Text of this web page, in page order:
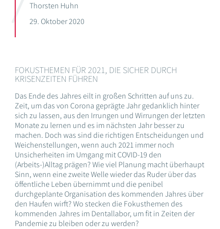
Thorsten Huhn
29. Oktober 2020
FOKUSTHEMEN FÜR 2021, DIE SICHER DURCH
KRISENZEITEN FÜHREN
Das Ende des Jahres eilt in großen Schritten auf uns zu.
Zeit, um das von Corona geprägte Jahr gedanklich hinter
sich zu lassen, aus den Irrungen und Wirrungen der letzten
Monate zu lernen und es im nächsten Jahr besser zu
machen. Doch was sind die richtigen Entscheidungen und
Weichenstellungen, wenn auch 2021 immer noch
Unsicherheiten im Umgang mit COVID-19 den
(Arbeits-)Alltag prägen? Wie viel Planung macht überhaupt
Sinn, wenn eine zweite Welle wieder das Ruder über das
öffentliche Leben übernimmt und die penibel
durchgeplante Organisation des kommenden Jahres über
den Haufen wirft? Wo stecken die Fokusthemen des
kommenden Jahres im Dentallabor, um fit in Zeiten der
Pandemie zu bleiben oder zu werden?